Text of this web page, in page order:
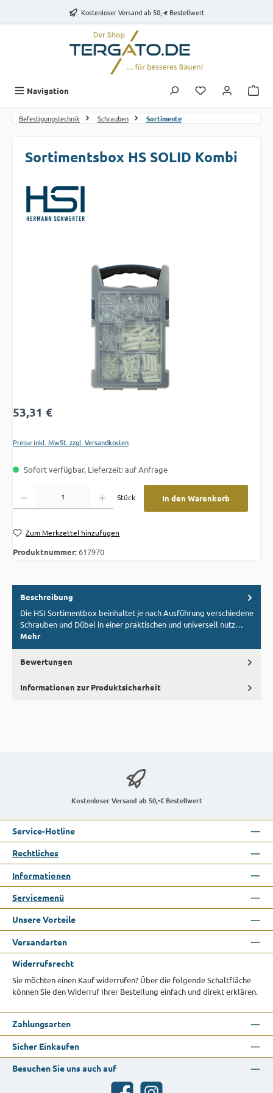
Zum Hauptinhalt springenKostenloser Versand ab 50,-€ Bestellwert
Navigation Du hast 0
Befestigungstechnik Schrauben Sortimente
Sortimentsbox HS SOLID Kombi
Bildergalerie überspringen
Regulärer Preis:
53,31 €
Preise inkl. MwSt. zzgl. Versandkosten
Sofort verfügbar, Lieferzeit: auf Anfrage
Stück
In den Warenkorb
Zum Merkzettel hinzufügen
Produktnummer:617970
Beschreibung
Die HSI Sortimentbox beinhaltet je nach Ausführung verschiedene
Schrauben und Dübel in einer praktischen und universell nutz…
Mehr
Bewertungen
Informationen zur Produktsicherheit
Kostenloser Versand ab 50,-€ Bestellwert
Service-Hotline
Rechtliches
Informationen
Servicemenü
Unsere Vorteile
Versandarten
Widerrufsrecht
Sie möchten einen Kauf widerrufen? Über die folgende Schaltfläche
können Sie den Widerruf Ihrer Bestellung einfach und direkt erklären.
Zahlungsarten
Sicher Einkaufen
Besuchen Sie uns auch auf